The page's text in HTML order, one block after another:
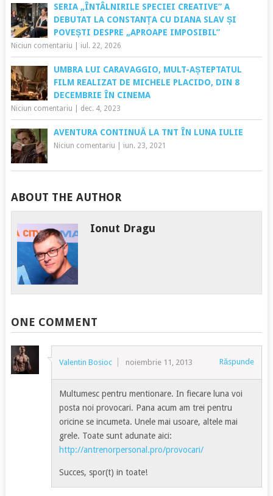
SERIA „ÎNTÂLNIRILE SPECIEI CREATIVE” A
DEBUTAT LA CONSTANȚA CU DIANA SLAV ȘI
POVEȘTI DESPRE „APROAPE IMPOSIBIL”
Niciun comentariu iul. 22, 2026
UMBRA LUI CARAVAGGIO, MULT-AȘTEPTATUL
FILM REALIZAT DE MICHELE PLACIDO, DIN 8
DECEMBRIE ÎN CINEMA
Niciun comentariu dec. 4, 2023
AVENTURA CONTINUĂ LA TNT ÎN LUNA IULIE
Niciun comentariu iun. 23, 2021
ABOUT THE AUTHOR
Ionut Dragu
ONE COMMENT
Valentin Bosioc noiembrie 11, 2013 Răspunde
Multumesc pentru mentionare. In fiecare luna voi
posta noi provocari. Pana acum am trei pentru
oricine se incumeta. Unele mai usoare, altele mai
grele. Toate sunt adunate aici:
http://antrenorpersonal.pro/provocari/
Succes, spor(t) in toate!